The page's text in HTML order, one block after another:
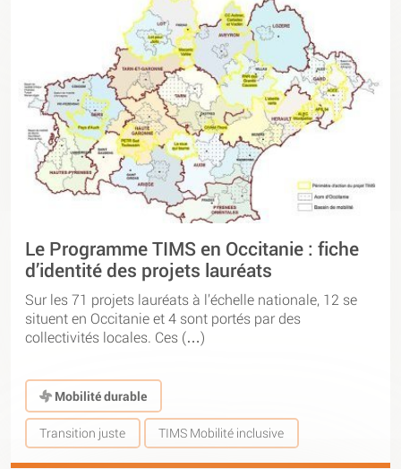
Le Programme TIMS en Occitanie : fiche
d’identité des projets lauréats
Sur les 71 projets lauréats à l’échelle nationale, 12 se
situent en Occitanie et 4 sont portés par des
collectivités locales. Ces (…)
Mobilité durable
Transition juste TIMS Mobilité inclusive